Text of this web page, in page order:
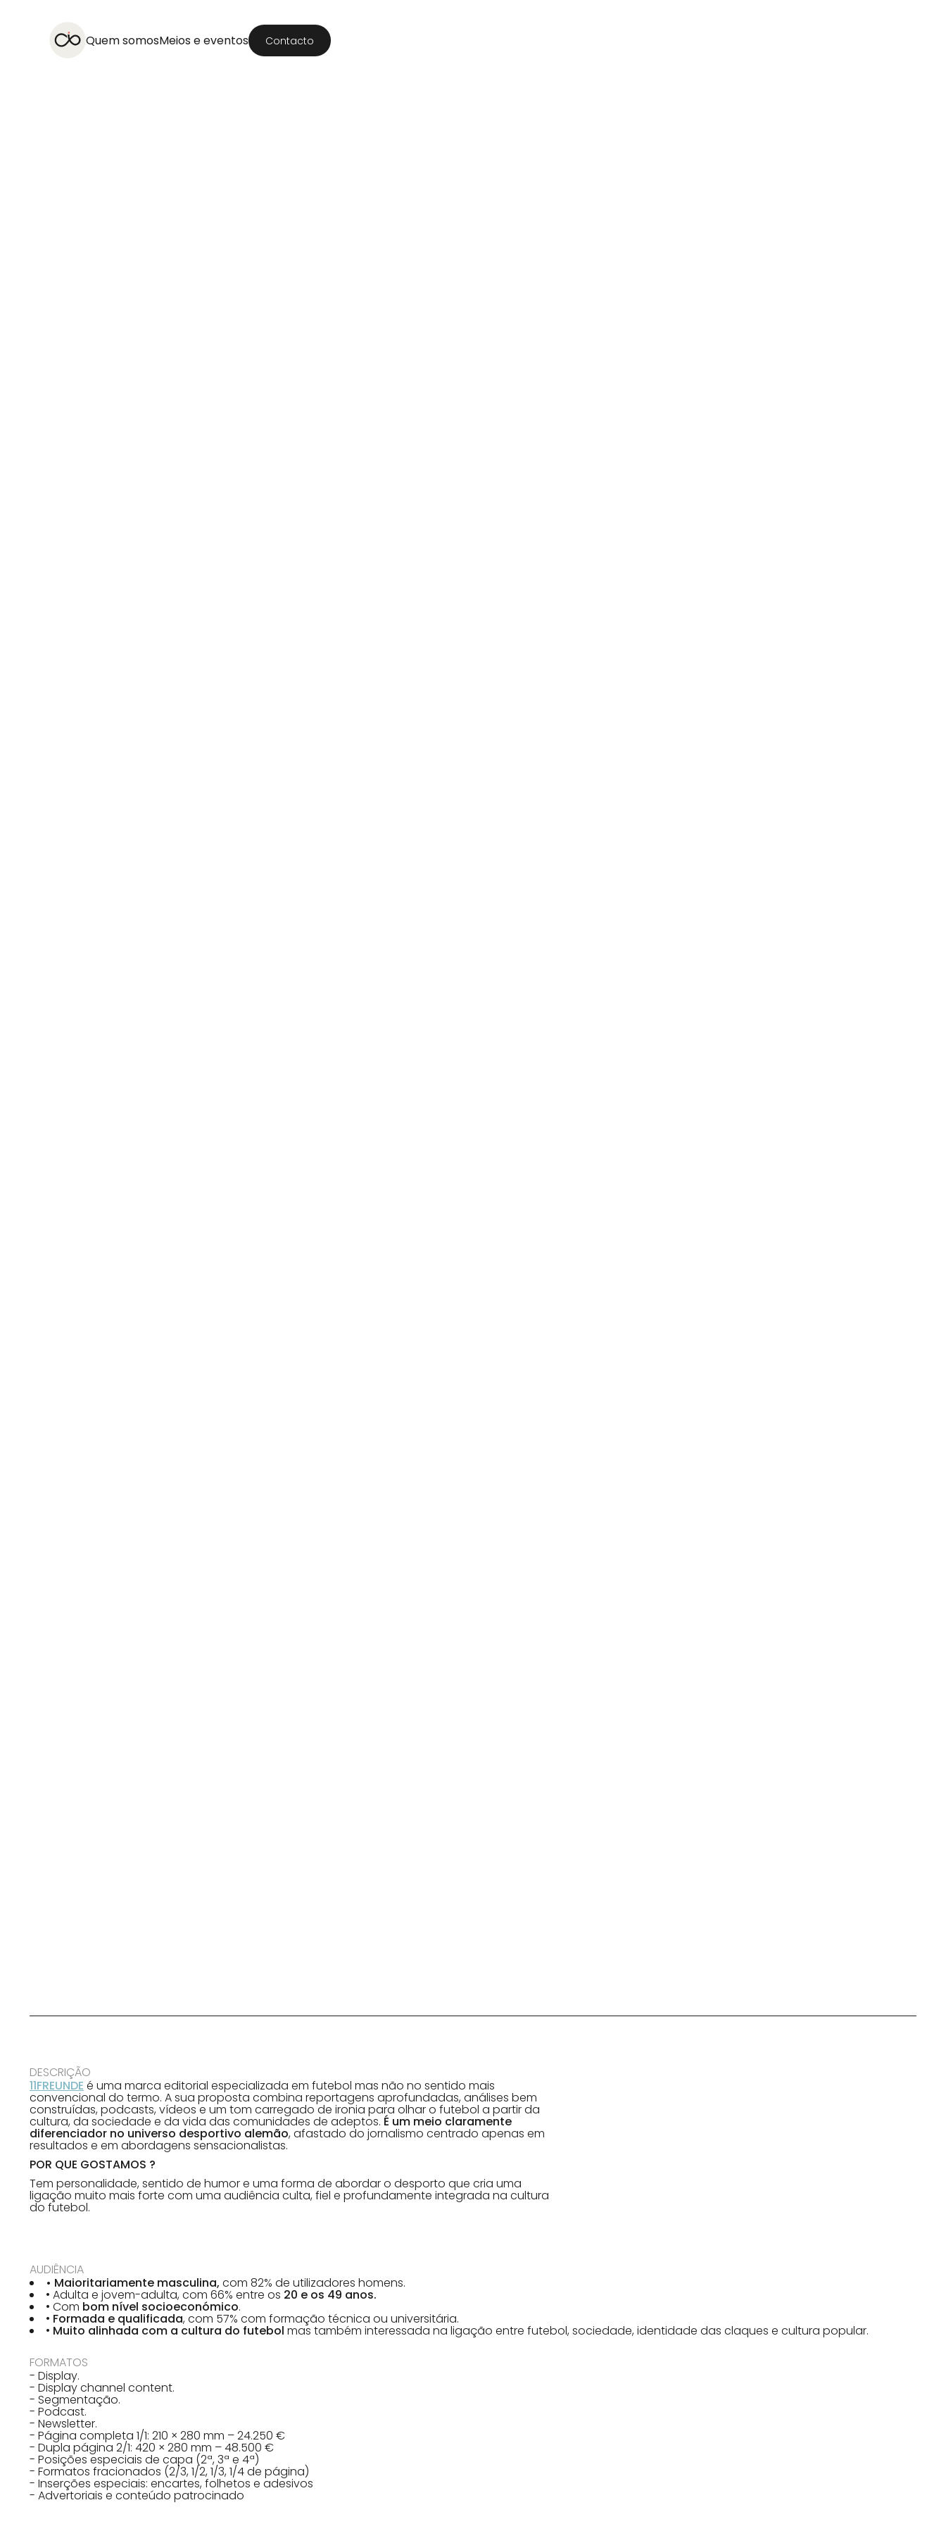
Quem somosMeios e eventos Contacto
DESCRIÇÃO
11FREUNDE é uma marca editorial especializada em futebol mas não no sentido mais
convencional do termo. A sua proposta combina reportagens aprofundadas, análises bem
construídas, podcasts, vídeos e um tom carregado de ironia para olhar o futebol a partir da
cultura, da sociedade e da vida das comunidades de adeptos. É um meio claramente
diferenciador no universo desportivo alemão, afastado do jornalismo centrado apenas em
resultados e em abordagens sensacionalistas.
POR QUE GOSTAMOS ?
Tem personalidade, sentido de humor e uma forma de abordar o desporto que cria uma
ligação muito mais forte com uma audiência culta, fiel e profundamente integrada na cultura
do futebol.
AUDIÊNCIA
• Maioritariamente masculina, com 82% de utilizadores homens.
• Adulta e jovem-adulta, com 66% entre os 20 e os 49 anos.
• Com bom nível socioeconómico.
• Formada e qualificada, com 57% com formação técnica ou universitária.
• Muito alinhada com a cultura do futebol mas também interessada na ligação entre futebol, sociedade, identidade das claques e cultura popular.
FORMATOS
- Display.
- Display channel content.
- Segmentação.
- Podcast.
- Newsletter.
- Página completa 1/1: 210 × 280 mm – 24.250 €
- Dupla página 2/1: 420 × 280 mm – 48.500 €
- Posições especiais de capa (2ª, 3ª e 4ª)
- Formatos fracionados (2/3, 1/2, 1/3, 1/4 de página)
- Inserções especiais: encartes, folhetos e adesivos
- Advertoriais e conteúdo patrocinado